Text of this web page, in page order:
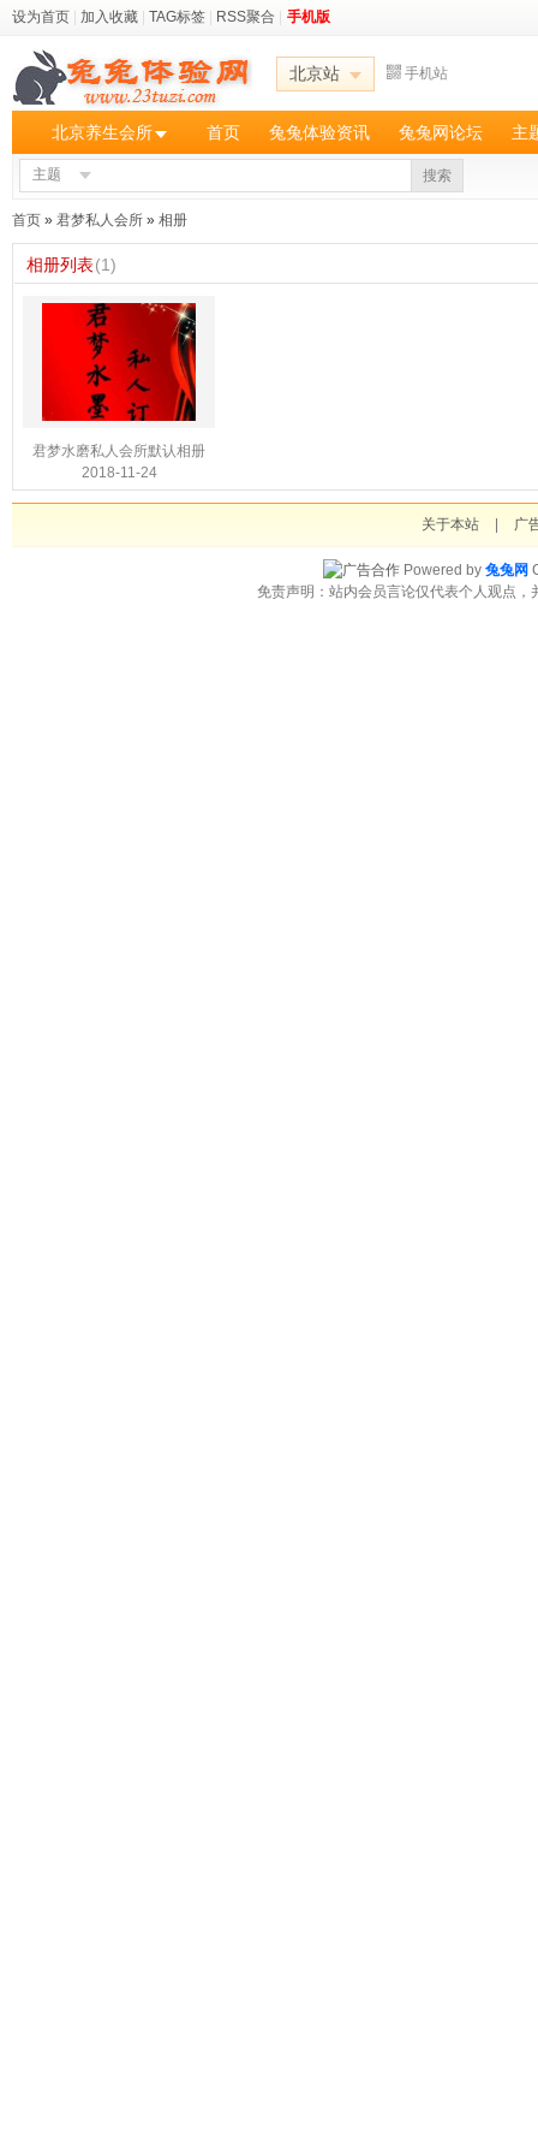
设为首页 加入收藏 TAG标签 RSS聚合 手机版
北京站 手机站
北京养生会所 首页 兔兔体验资讯 兔兔网论坛 主
主题 搜索
首页 » 君梦私人会所 » 相册
相册列表(1)
君梦水磨私人会所默认相册
2018-11-24
关于本站 广
Powered by 兔兔网
免责声明：站内会员言论仅代表个人观点